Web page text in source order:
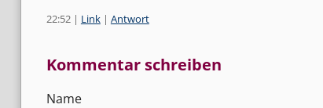
22:52| Link| Antwort
Kommentar schreiben
Name